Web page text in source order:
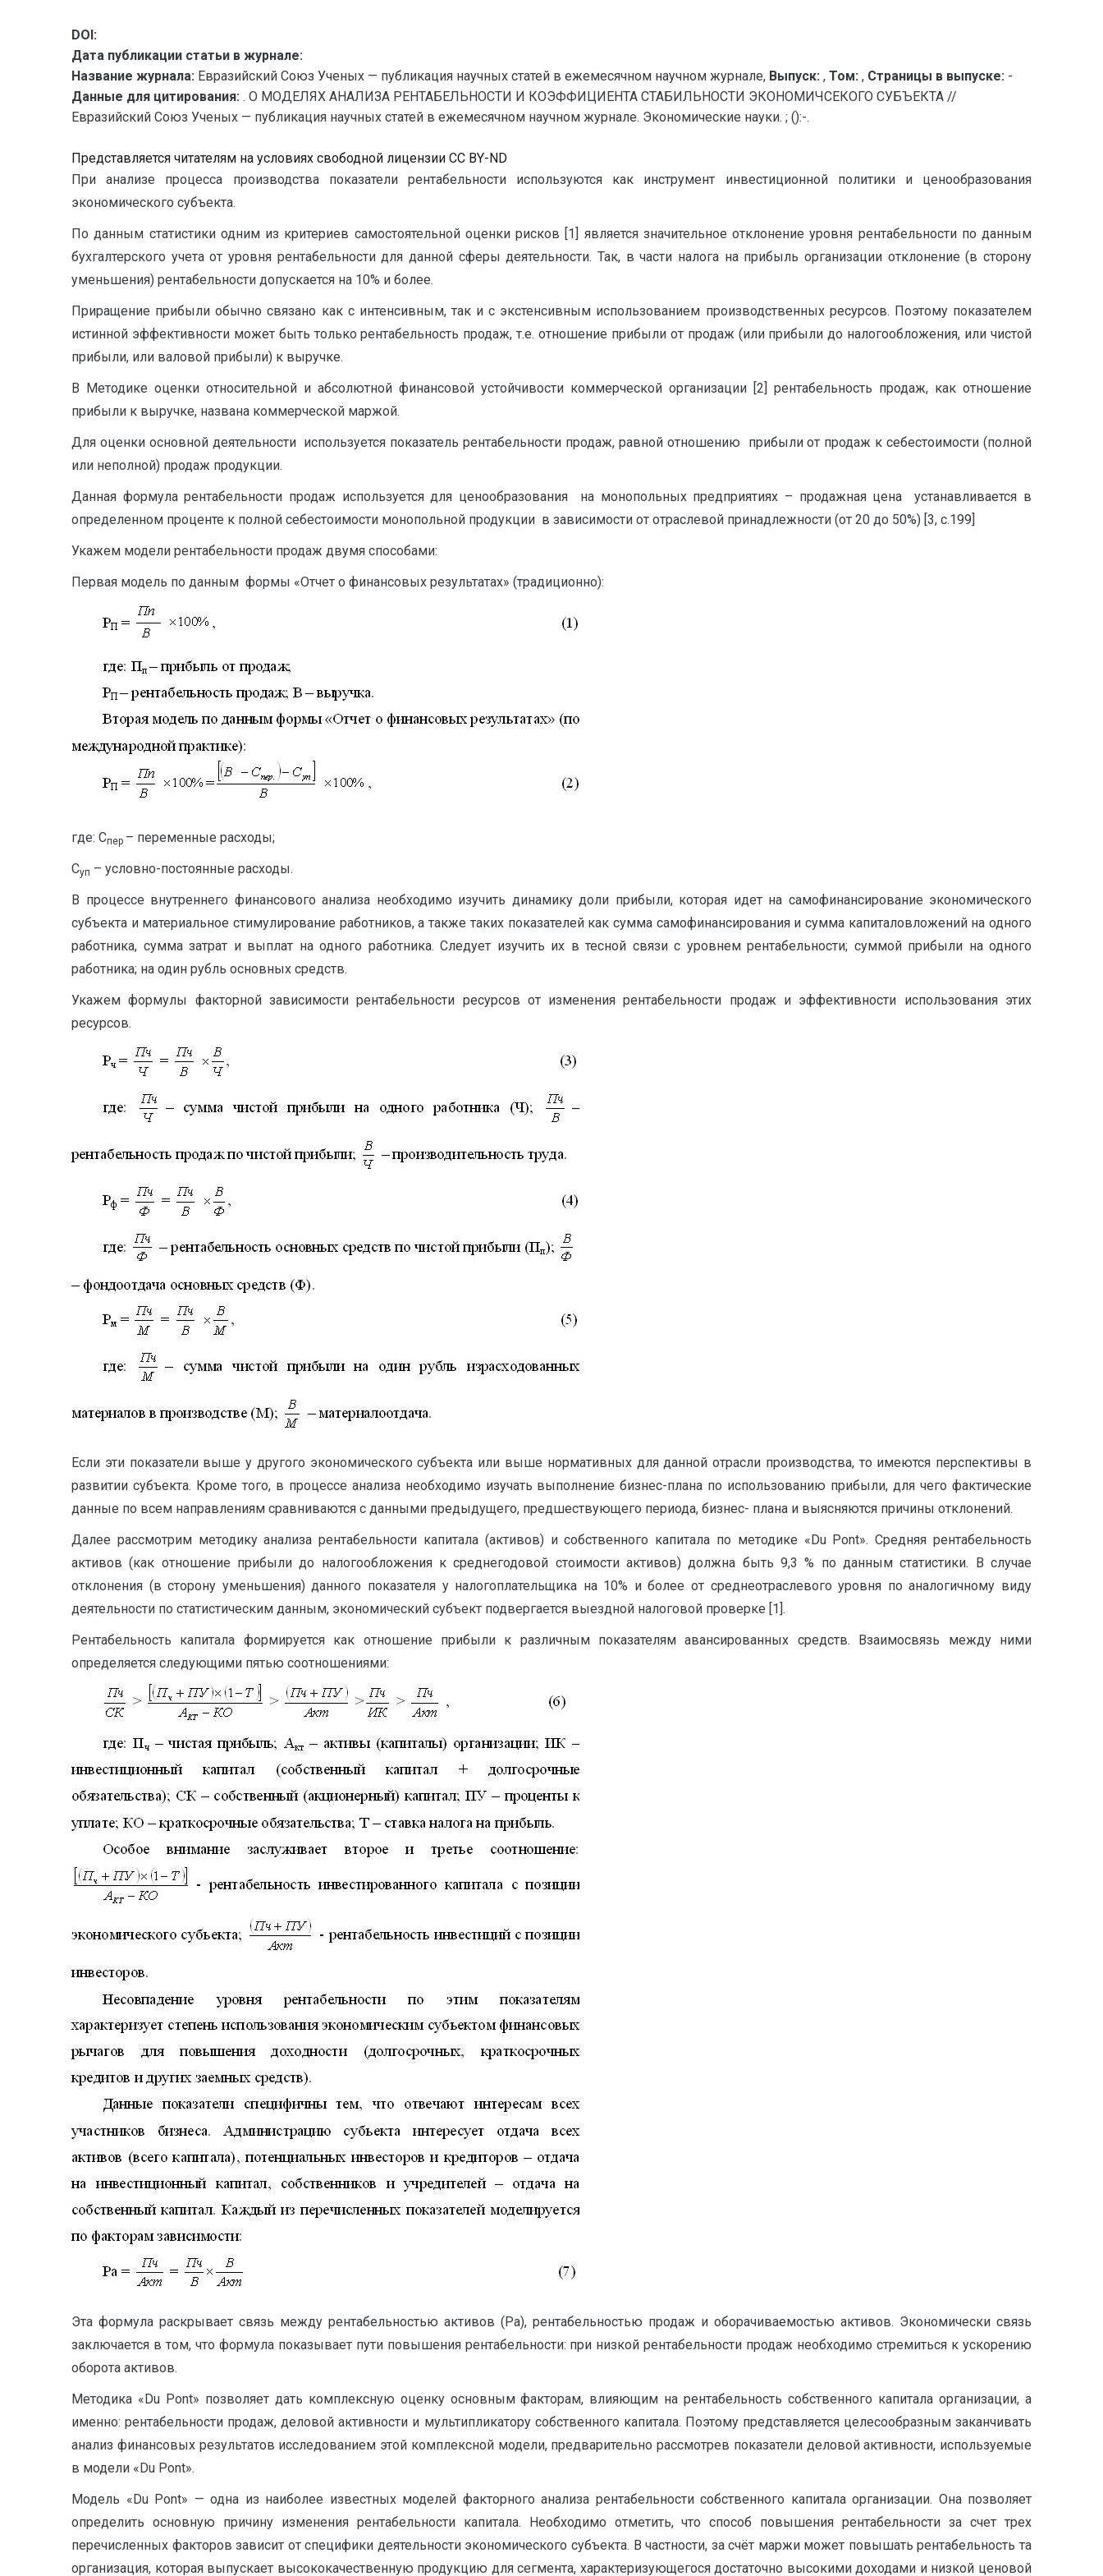
DOI:
Дата публикации статьи в журнале:
Название журнала: Евразийский Союз Ученых — публикация научных статей в ежемесячном научном журнале, Выпуск: , Том: , Страницы в выпуске: -
Данные для цитирования: . О МОДЕЛЯХ АНАЛИЗА РЕНТАБЕЛЬНОСТИ И КОЭФФИЦИЕНТА СТАБИЛЬНОСТИ ЭКОНОМИЧСЕКОГО СУБЪЕКТА //
Евразийский Союз Ученых — публикация научных статей в ежемесячном научном журнале. Экономические науки. ; ():-.
Представляется читателям на условиях свободной лицензии CC BY-ND
При анализе процесса производства показатели рентабельности используются как инструмент инвестиционной политики и ценообразования
экономического субъекта.
По данным статистики одним из критериев самостоятельной оценки рисков [1] является значительное отклонение уровня рентабельности по данным
бухгалтерского учета от уровня рентабельности для данной сферы деятельности. Так, в части налога на прибыль организации отклонение (в сторону
уменьшения) рентабельности допускается на 10% и более.
Приращение прибыли обычно связано как с интенсивным, так и с экстенсивным использованием производственных ресурсов. Поэтому показателем
истинной эффективности может быть только рентабельность продаж, т.е. отношение прибыли от продаж (или прибыли до налогообложения, или чистой
прибыли, или валовой прибыли) к выручке.
В Методике оценки относительной и абсолютной финансовой устойчивости коммерческой организации [2] рентабельность продаж, как отношение
прибыли к выручке, названа коммерческой маржой.
Для оценки основной деятельности используется показатель рентабельности продаж, равной отношению прибыли от продаж к себестоимости (полной
или неполной) продаж продукции.
Данная формула рентабельности продаж используется для ценообразования на монопольных предприятиях – продажная цена устанавливается в
определенном проценте к полной себестоимости монопольной продукции в зависимости от отраслевой принадлежности (от 20 до 50%) [3, с.199]
Укажем модели рентабельности продаж двумя способами:
Первая модель по данным формы «Отчет о финансовых результатах» (традиционно):
где: Спер – переменные расходы;
Суп – условно-постоянные расходы.
В процессе внутреннего финансового анализа необходимо изучить динамику доли прибыли, которая идет на самофинансирование экономического
субъекта и материальное стимулирование работников, а также таких показателей как сумма самофинансирования и сумма капиталовложений на одного
работника, сумма затрат и выплат на одного работника. Следует изучить их в тесной связи с уровнем рентабельности; суммой прибыли на одного
работника; на один рубль основных средств.
Укажем формулы факторной зависимости рентабельности ресурсов от изменения рентабельности продаж и эффективности использования этих
ресурсов.
Если эти показатели выше у другого экономического субъекта или выше нормативных для данной отрасли производства, то имеются перспективы в
развитии субъекта. Кроме того, в процессе анализа необходимо изучать выполнение бизнес-плана по использованию прибыли, для чего фактические
данные по всем направлениям сравниваются с данными предыдущего, предшествующего периода, бизнес- плана и выясняются причины отклонений.
Далее рассмотрим методику анализа рентабельности капитала (активов) и собственного капитала по методике «Du Pont». Средняя рентабельность
активов (как отношение прибыли до налогообложения к среднегодовой стоимости активов) должна быть 9,3 % по данным статистики. В случае
отклонения (в сторону уменьшения) данного показателя у налогоплательщика на 10% и более от среднеотраслевого уровня по аналогичному виду
деятельности по статистическим данным, экономический субъект подвергается выездной налоговой проверке [1].
Рентабельность капитала формируется как отношение прибыли к различным показателям авансированных средств. Взаимосвязь между ними
определяется следующими пятью соотношениями:
Эта формула раскрывает связь между рентабельностью активов (Ра), рентабельностью продаж и оборачиваемостью активов. Экономически связь
заключается в том, что формула показывает пути повышения рентабельности: при низкой рентабельности продаж необходимо стремиться к ускорению
оборота активов.
Методика «Du Pont» позволяет дать комплексную оценку основным факторам, влияющим на рентабельность собственного капитала организации, а
именно: рентабельности продаж, деловой активности и мультипликатору собственного капитала. Поэтому представляется целесообразным заканчивать
анализ финансовых результатов исследованием этой комплексной модели, предварительно рассмотрев показатели деловой активности, используемые
в модели «Du Pont».
Модель «Du Pont» — одна из наиболее известных моделей факторного анализа рентабельности собственного капитала организации. Она позволяет
определить основную причину изменения рентабельности капитала. Необходимо отметить, что способ повышения рентабельности за счет трех
перечисленных факторов зависит от специфики деятельности экономического субъекта. В частности, за счёт маржи может повышать рентабельность та
организация, которая выпускает высококачественную продукцию для сегмента, характеризующегося достаточно высокими доходами и низкой ценовой